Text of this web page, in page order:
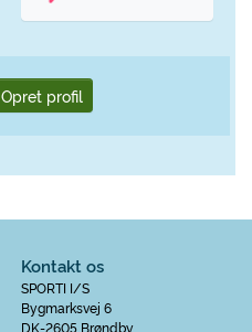
Opret profil
Kontakt os
SPORTI I/S
Bygmarksvej 6
DK-2605 Brøndby